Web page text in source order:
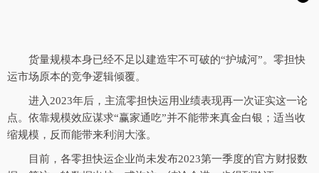
货量规模本身已经不足以建造牢不可破的“护城河”。零担快
运市场原本的竞争逻辑倾覆。
进入2023年后，主流零担快运用业绩表现再一次证实这一论
点。依靠规模效应谋求“赢家通吃”并不能带来真金白银；适当收
缩规模，反而能带来利润大涨。
目前，各零担快运企业尚未发布2023第一季度的官方财报数